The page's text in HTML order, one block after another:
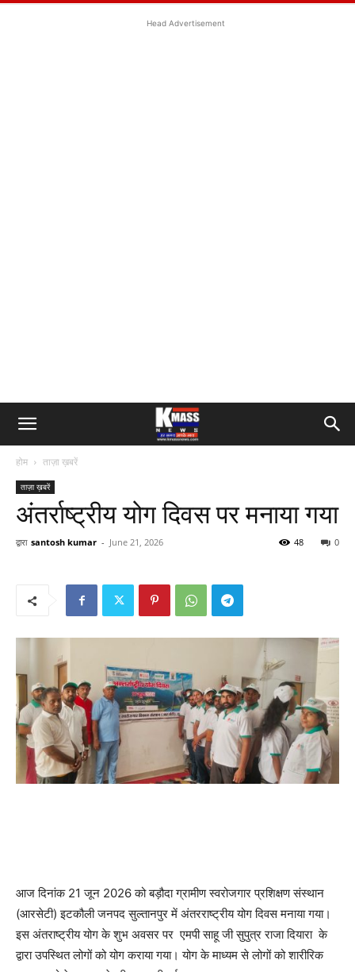
Head Advertisement
होम ताज़ा ख़बरें
ताज़ा ख़बरें
अंतर्राष्ट्रीय योग दिवस पर मनाया गया
द्वारा santosh kumar - June 21, 2026 0
48
आज दिनांक 21 जून 2026 को बड़ौदा ग्रामीण स्वरोजगार प्रशिक्षण संस्थान
(आरसेटी) इटकौली जनपद सुल्तानपुर में अंतरराष्ट्रीय योग दिवस मनाया गया।
इस अंतराष्ट्रीय योग के शुभ अवसर पर एमपी साहू जी सुपुत्र राजा दियारा के
द्वारा उपस्थित लोगों को योग कराया गया। योग के माध्यम से लोगों को शारीरिक